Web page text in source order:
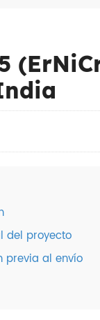
del proyecto
previa al envío